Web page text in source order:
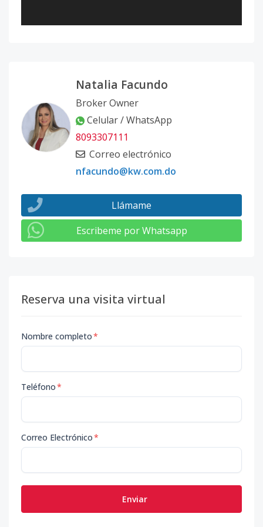
Natalia Facundo
Broker Owner
Celular / WhatsApp
8093307111
Correo electrónico
nfacundo@kw.com.do
Llámame
Escribeme por Whatsapp
Reserva una visita virtual
Nombre completo*
Teléfono*
Correo Electrónico*
Enviar